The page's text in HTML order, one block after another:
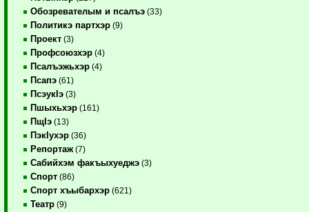
Обозревателым и псалъэ (33)
Политикэ партхэр (9)
Проект (3)
Профсоюзхэр (4)
Псалъэжьхэр (4)
Псапэ (61)
ПсэукIэ (3)
Пшыхьхэр (161)
ПщIэ (13)
ПэкIухэр (36)
Репортаж (7)
Сабийхэм факъыхуеджэ (3)
Спорт (86)
Спорт хъыбархэр (621)
Театр (9)